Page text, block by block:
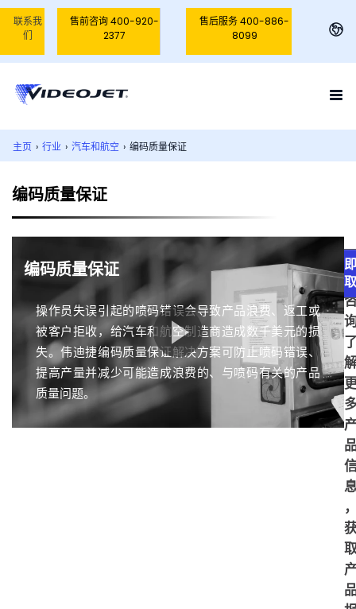
联系我
们
售前咨询 400-920-
2377
售后服务 400-886-
8099
主页 › 行业 › 汽车和航空 › 编码质量保证
编码质量保证
编码质量保证
操作员失误引起的喷码错误会导致产品浪费、返工或
被客户拒收，给汽车和航空制造商造成数千美元的损
失。伟迪捷编码质量保证解决方案可防止喷码错误、
提高产量并减少可能造成浪费的、与喷码有关的产品
质量问题。
立即
获取